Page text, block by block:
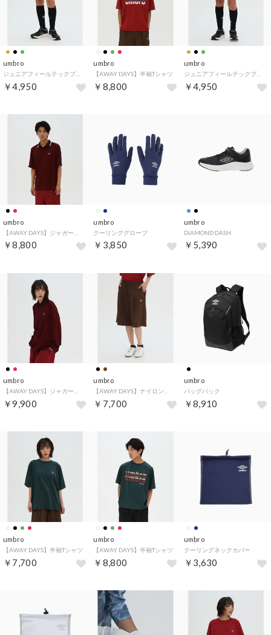
umbro
ジュニアフィールテックプラクティスパンツ
￥4,950
umbro
【AWAY DAYS】半袖Tシャツ
￥8,800
umbro
ジュニアフィールテックプラクティスパンツ
￥4,950
umbro
￥8,800
umbro
クーリンググローブ
￥3,850
umbro
DIAMOND DASH
￥5,390
umbro
【AWAY DAYS】ジャガード長袖シャツ
￥9,900
umbro
【AWAY DAYS】ナイロンウーブンハーフパンツ
￥7,700
umbro
バッグパック
￥8,910
umbro
【AWAY DAYS】半袖Tシャツ
￥7,700
umbro
【AWAY DAYS】半袖Tシャツ
￥8,800
umbro
クーリングネックカバー
￥3,630